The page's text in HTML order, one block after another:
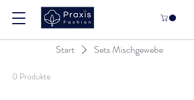
Start Sets Mischgewebe
0 Produkte